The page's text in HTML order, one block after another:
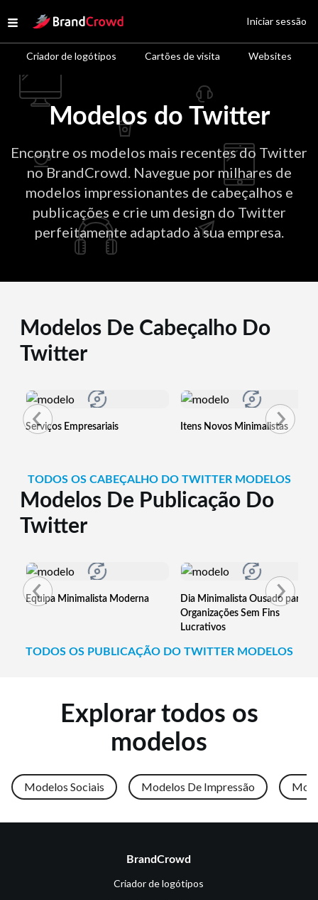
Open menu
Site Logo
Criador de logótipos Cartões de visita Websites
Iniciar sessão
Modelos do Twitter
Encontre os modelos mais recentes do Twitter
no BrandCrowd. Navegue por milhares de
modelos impressionantes de cabeçalhos e
publicações e crie um design do Twitter
perfeitamente adaptado à sua empresa.
Modelos De Cabeçalho Do
Twitter
Serviços Empresariais Itens Novos Minimalistas
TODOS OS CABEÇALHO DO TWITTER MODELOS
Modelos De Publicação Do
Twitter
Equipa Minimalista Moderna
Dia Minimalista Ousado para
Organizações Sem Fins
Lucrativos
TODOS OS PUBLICAÇÃO DO TWITTER MODELOS
Explorar todos os
modelos
Modelos Sociais Modelos De Impressão
BrandCrowd
Criador de logótipos